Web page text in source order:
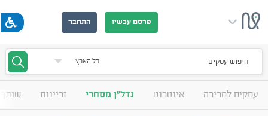
פרסם עכשיו התחבר
חיפוש עסקים
עסקים למכירה אינטרנט נדל"ן מסחרי זכיינות